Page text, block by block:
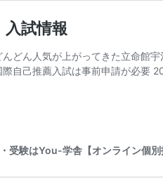
試情報
んどん人気が上がってきた立命館
際自己推薦入試は事前申請が必要
受験はYou-学舎【オンライン個